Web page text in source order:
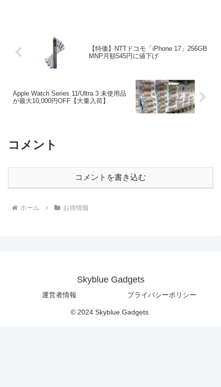
【特価】NTTドコモ「iPhone 17」256GB
MNP月額545円に値下げ
Apple Watch Series 11/Ultra 3 未使用品
が最大10,000円OFF【大量入荷】
コメント
コメントを書き込む
ホーム お得情報
Skyblue Gadgets
運営者情報 プライバシーポリシー
© 2024 Skyblue Gadgets.